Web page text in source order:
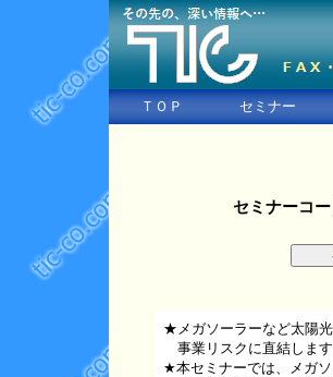
ＴＯＰ セミナー
セミナーコー
※
★メガソーラーなど太陽
事業リスクに直結します
★本セミナーでは、メガ